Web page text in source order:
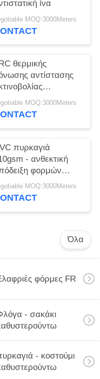
ίνα
MOQ:3000Meters
θερμικής
αντίστασης
πυρκαγιά -
MOQ:3000Meters
πυρκαγιά
- ανθεκτική
φορμών
νερού
MOQ:3000Meters
Όλα
φόρμες FR
- σακάκι
- κοστούμι